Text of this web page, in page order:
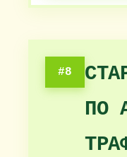
#8
ПО